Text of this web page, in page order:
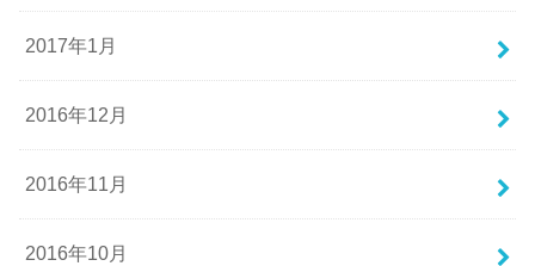
2017年1月
2016年12月
2016年11月
2016年10月